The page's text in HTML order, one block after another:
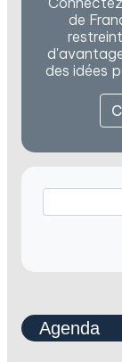
de
des idées
Agenda